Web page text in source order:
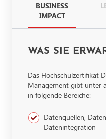
BUSINESS
IMPACT
WAS SIE
Das Hochschulzertifikat
Management gibt unter
in folgende Bereiche:
Datenquellen,
Datenintegration